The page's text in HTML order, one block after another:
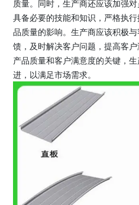
质量。同时，生产商还应该加强
具备必要的技能和知识，严格执
品质量的影响。生产商应该积极
馈，及时解决客户问题，提高客
产品质量和客户满意度的关键，
进，以满足市场需求。